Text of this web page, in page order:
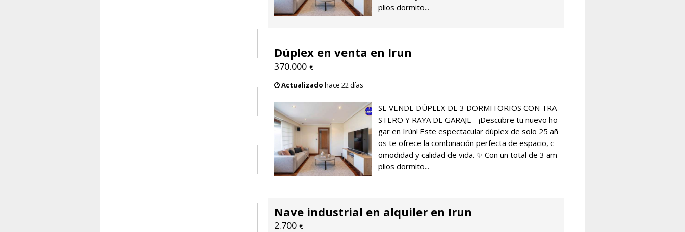
plios dormito...
Dúplex en venta en Irun
370.000 €
Actualizado hace 22 días
SE VENDE DÚPLEX DE 3 DORMITORIOS CON TRA
STERO Y RAYA DE GARAJE - ¡Descubre tu nuevo ho
gar en Irún! Este espectacular dúplex de solo 25 añ
os te ofrece la combinación perfecta de espacio, c
omodidad y calidad de vida. ✨ Con un total de 3 am
plios dormito...
Nave industrial en alquiler en Irun
2.700 €